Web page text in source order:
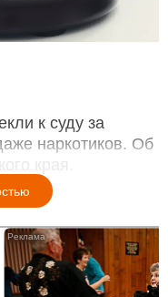
к суду за
наркотиков. Об
края.